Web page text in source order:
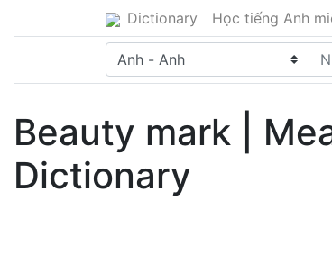
Dictionary Học tiếng Anh
Beauty mark |
Dictionary